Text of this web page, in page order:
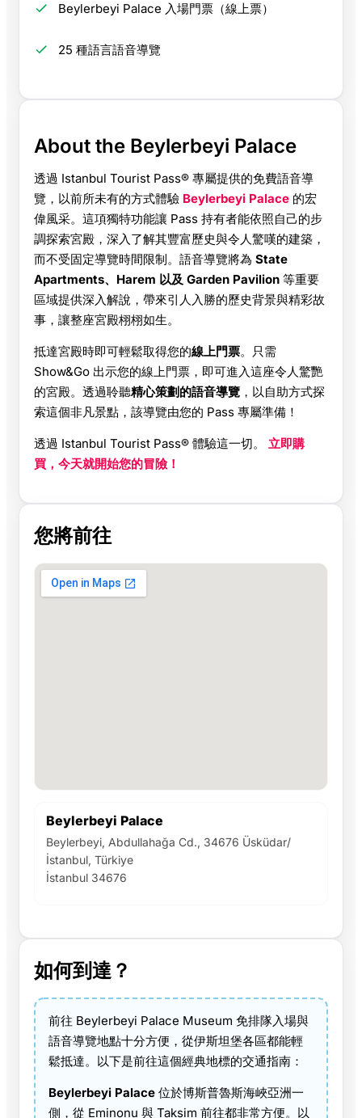
Beylerbeyi Palace 入場門票（線上票）
25 種語言語音導覽
About the Beylerbeyi Palace
透過 Istanbul Tourist Pass® 專屬提供的免費語音導
覽，以前所未有的方式體驗 Beylerbeyi Palace 的宏
偉風采。這項獨特功能讓 Pass 持有者能依照自己的步
調探索宮殿，深入了解其豐富歷史與令人驚嘆的建築，
而不受固定導覽時間限制。語音導覽將為 State
Apartments、Harem 以及 Garden Pavilion 等重要
區域提供深入解說，帶來引人入勝的歷史背景與精彩故
事，讓整座宮殿栩栩如生。
抵達宮殿時即可輕鬆取得您的線上門票。只需
Show&Go 出示您的線上門票，即可進入這座令人驚艷
的宮殿。透過聆聽精心策劃的語音導覽 ，以自助方式探
索這個非凡景點，該導覽由您的 Pass 專屬準備！
透過 Istanbul Tourist Pass® 體驗這一切。 立即購
買，今天就開始您的冒險！
您將前往
Beylerbeyi Palace
Beylerbeyi, Abdullahağa Cd., 34676 Üsküdar/
İstanbul, Türkiye
İstanbul 34676
如何到達？
前往 Beylerbeyi Palace Museum 免排隊入場與
語音導覽地點十分方便，從伊斯坦堡各區都能輕
鬆抵達。以下是前往這個經典地標的交通指南：
Beylerbeyi Palace 位於博斯普魯斯海峽亞洲一
側，從 Eminonu 與 Taksim 前往都非常方便。以